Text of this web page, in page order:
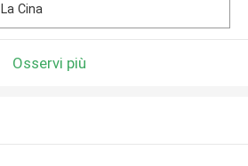
La Cina
Osservi più